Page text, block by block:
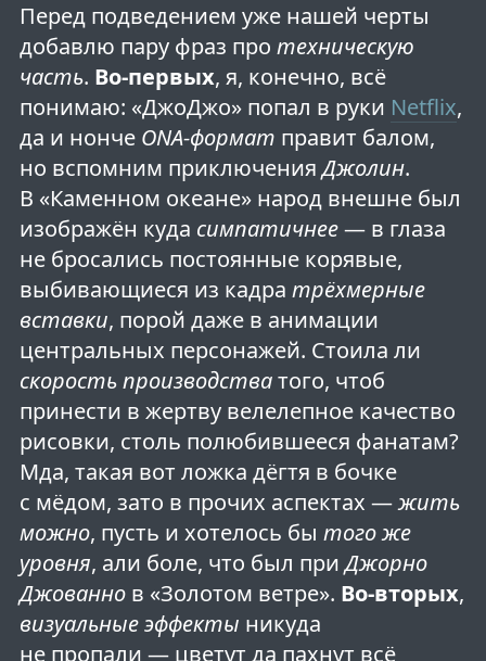
Перед подведением уже нашей черты
добавлю пару фраз про техническую
часть. Во-первых, я, конечно, всё
понимаю: «ДжоДжо» попал в руки Netflix,
да и нонче ONA-формат правит балом,
но вспомним приключенияДжолин.
В «Каменном океане» народ внешне был
изображён куда симпатичнее— в глаза
не бросались постоянные корявые,
выбивающиеся из кадра трёхмерные
вставки, порой даже в анимации
центральных персонажей. Стоила ли
скорость производстватого, чтоб
принести в жертву велелепное качество
рисовки, столь полюбившееся фанатам?
Мда, такая вот ложка дёгтя в бочке
с мёдом, зато в прочих аспектах —жить
можно, пусть и хотелось бы того же
уровня, али боле, что был приДжорно
Джованнов «Золотом ветре». Во-вторых,
визуальные эффекты никуда
не пропали — цветут да пахнут всё